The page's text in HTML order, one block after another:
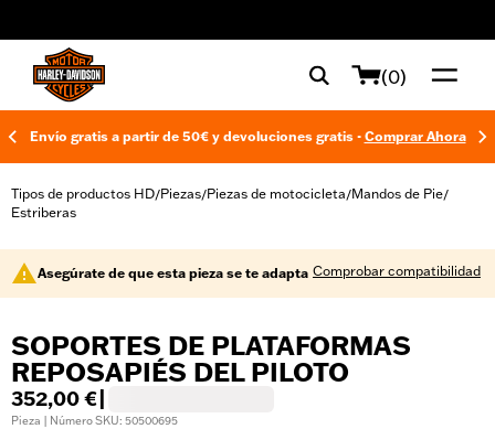
(0)
Envío gratis a partir de 50€ y devoluciones gratis - Comprar Ahora
Tipos de productos HD/Piezas/Piezas de motocicleta/Mandos de Pie/
Estriberas
Asegúrate de que esta pieza se te adapta Comprobar compatibilidad
SOPORTES DE PLATAFORMAS
REPOSAPIÉS DEL PILOTO
352,00 €
Pieza | Número SKU: 50500695